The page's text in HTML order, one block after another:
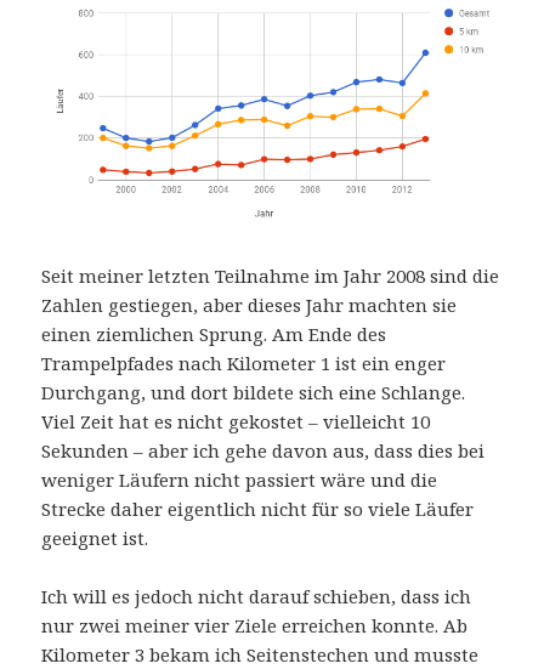
Seit meiner letzten Teilnahme im Jahr 2008 sind die
Zahlen gestiegen, aber dieses Jahr machten sie
einen ziemlichen Sprung. Am Ende des
Trampelpfades nach Kilometer 1 ist ein enger
Durchgang, und dort bildete sich eine Schlange.
Viel Zeit hat es nicht gekostet – vielleicht 10
Sekunden – aber ich gehe davon aus, dass dies bei
weniger Läufern nicht passiert wäre und die
Strecke daher eigentlich nicht für so viele Läufer
geeignet ist.
Ich will es jedoch nicht darauf schieben, dass ich
nur zwei meiner vier Ziele erreichen konnte. Ab
Kilometer 3 bekam ich Seitenstechen und musste